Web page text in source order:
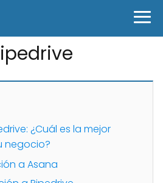
¿Cuál es la mejor
negocio?
a Asana